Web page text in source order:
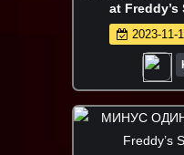
at
2023-11-